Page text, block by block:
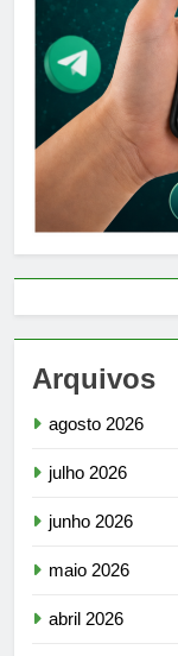
Arquivos
agosto 2026
julho 2026
junho 2026
maio 2026
abril 2026